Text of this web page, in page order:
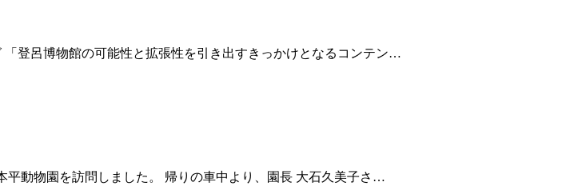
登呂博物館の可能性と拡張性を引き出すきっかけとなるコンテン…
平動物園を訪問しました。 帰りの車中より、園長 大石久美子さ…